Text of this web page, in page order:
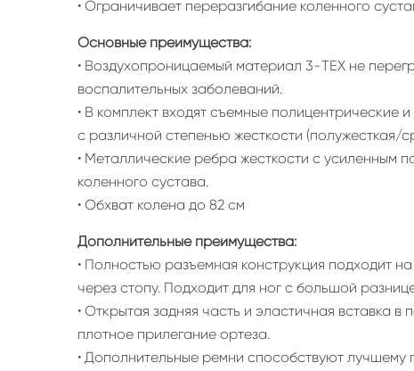
• Ограничивает переразгибание коленного
Основные преимущества:
• Воздухопроницаемый материал 3-TEX не
воспалительных заболеваний.
• В комплект входят съемные
с различной степенью жесткости (полужесткая/
• Металлические ребра жесткости с
коленного сустава.
• Обхват колена до 82 см
Дополнительные преимущества:
• Полностью разъемная конструкция подходит
через стопу. Подходит для ног с большой
• Открытая задняя часть и эластичная вставка
плотное прилегание ортеза.
• Дополнительные ремни способствуют лучшему